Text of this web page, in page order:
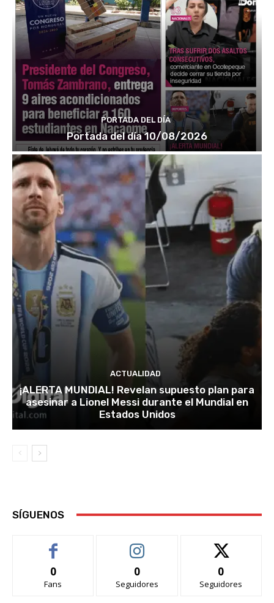
PORTADA DEL DÍA
Portada del día 10/08/2026
ACTUALIDAD
¡ALERTA MUNDIAL! Revelan supuesto plan para
asesinar a Lionel Messi durante el Mundial en
Estados Unidos
SÍGUENOS
0
Fans
0
Seguidores
0
Seguidores